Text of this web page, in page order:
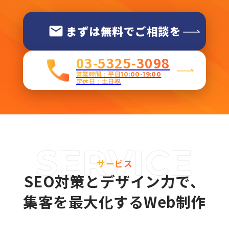
まずは無料でご相談を
03-5325-3098
営業時間：平日10:00-19:00
定休日：土日祝
サービス
SEO対策とデザイン力で、
集客を最大化するWeb制作